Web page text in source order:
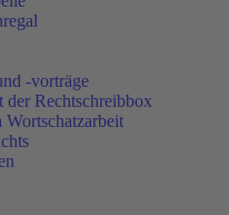
-vorträge
Rechtschreibbox